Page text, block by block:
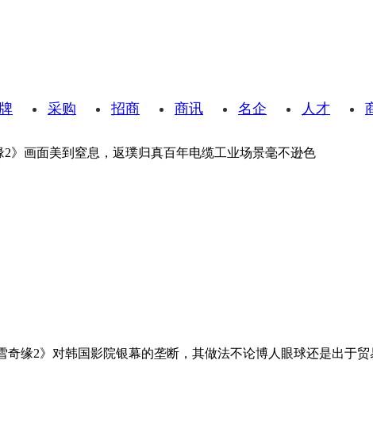
采购 招商 商讯 名企 人才
2》画面美到窒息，返璞归真百年电缆工业场景毫不逊色
奇缘2》对韩国影院银幕的垄断，其做法不论博人眼球还是出于